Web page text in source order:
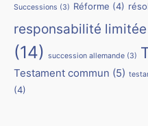
Successions (3) Réforme (4)
responsabilité limitée
(14) succession allemande (3)
Testament commun (5)
(4)